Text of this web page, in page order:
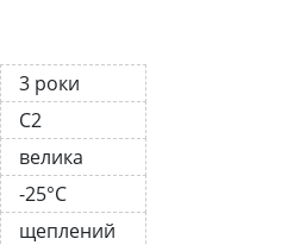
3 роки
С2
велика
-25°C
щеплений